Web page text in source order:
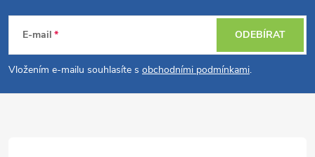
p
a
E-mail
Vložením e-mailu souhlasíte s obchodními podmínkami.
ODEBÍRAT